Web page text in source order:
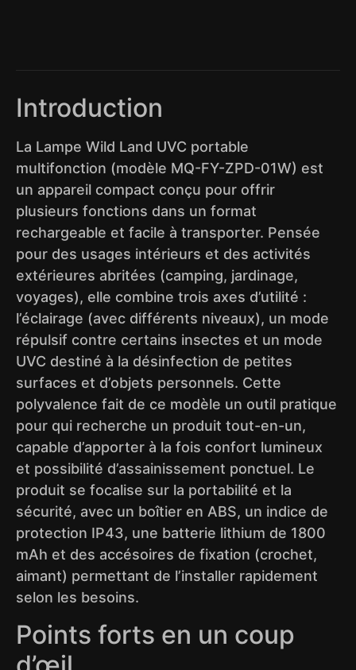
Introduction
La Lampe Wild Land UVC portable
multifonction (modèle MQ-FY-ZPD-01W) est
un appareil compact conçu pour offrir
plusieurs fonctions dans un format
rechargeable et facile à transporter. Pensée
pour des usages intérieurs et des activités
extérieures abritées (camping, jardinage,
voyages), elle combine trois axes d’utilité :
l’éclairage (avec différents niveaux), un mode
répulsif contre certains insectes et un mode
UVC destiné à la désinfection de petites
surfaces et d’objets personnels. Cette
polyvalence fait de ce modèle un outil pratique
pour qui recherche un produit tout-en-un,
capable d’apporter à la fois confort lumineux
et possibilité d’assainissement ponctuel. Le
produit se focalise sur la portabilité et la
sécurité, avec un boîtier en ABS, un indice de
protection IP43, une batterie lithium de 1800
mAh et des accésoires de fixation (crochet,
aimant) permettant de l’installer rapidement
selon les besoins.
Points forts en un coup